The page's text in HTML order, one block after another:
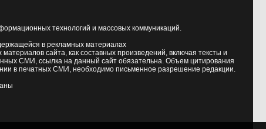
технологий и массовых коммуникаций.
в рекламных материалах
сайта, как составных произведений, включая тексты и
СМИ, ссылка на данный сайт обязательна. Объем цитирования
в печатных СМИ, необходимо письменное разрешение редакции.